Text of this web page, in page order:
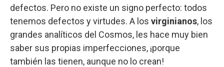
defectos. Pero no existe un signo perfecto: todos
tenemos defectos y virtudes. A los virginianos, los
grandes analíticos del Cosmos, les hace muy bien
saber sus propias imperfecciones, ¡porque
también las tienen, aunque no lo crean!